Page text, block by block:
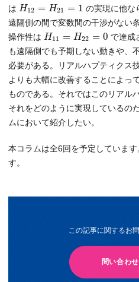
は H12 = H21 = 1 の実現に他な
遠隔側の間で変数間の干渉がない
操作性は H11 = H22 = 0 で達成
も遠隔側でも予期しない動きや、
必要がある。リアルハプティクス
よりも大幅に改善することによっ
ものである。それではこのリアル
それをどのように実現しているの
ムにおいて紹介したい。
本コラムは全6回を予定していま
す。
この記事に関するお
問い合わ